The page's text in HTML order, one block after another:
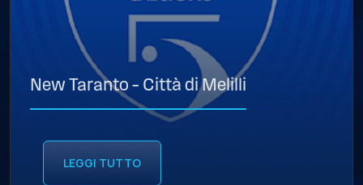
New Taranto – Città di Melilli
LEGGI TUTTO